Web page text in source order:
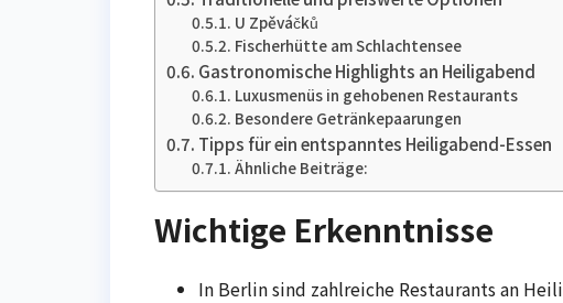
U Zpěváčků
Fischerhütte am Schlachtensee
Gastronomische Highlights an Heiligabend
Luxusmenüs in gehobenen Restaurants
Besondere Getränkepaarungen
Tipps für ein entspanntes Heiligabend-Essen
Ähnliche Beiträge:
Wichtige Erkenntnisse
In Berlin sind zahlreiche Restaurants an